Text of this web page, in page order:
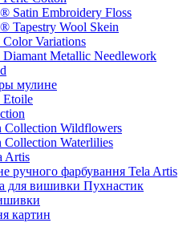
Satin Embroidery Floss
Tapestry Wool Skein
Variations
Metallic Needlework
мулине
Collection Wildflowers
Collection Waterlilies
Artis
ручного фарбування Tela Artis
для вишивки Пухнастик
картин